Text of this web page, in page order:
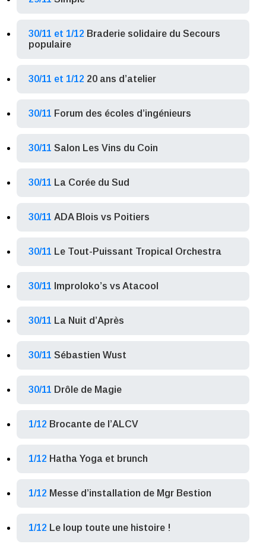
30/11 et 1/12 Braderie solidaire du Secours
populaire
30/11 et 1/12 20 ans d’atelier
30/11 Forum des écoles d’ingénieurs
30/11 Salon Les Vins du Coin
30/11 La Corée du Sud
30/11 ADA Blois vs Poitiers
30/11 Le Tout-Puissant Tropical Orchestra
30/11 Improloko’s vs Atacool
30/11 La Nuit d’Après
30/11 Sébastien Wust
30/11 Drôle de Magie
1/12 Brocante de l’ALCV
1/12 Hatha Yoga et brunch
1/12 Messe d’installation de Mgr Bestion
1/12 Le loup toute une histoire !